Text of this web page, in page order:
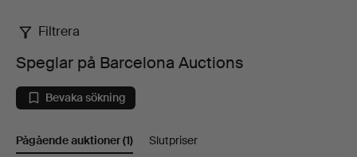
Speglar
på
Barcelona
Filtrera
Speglar på Barcelona Auctions
Bevaka sökning
Pågående auktioner(1) Slutpriser